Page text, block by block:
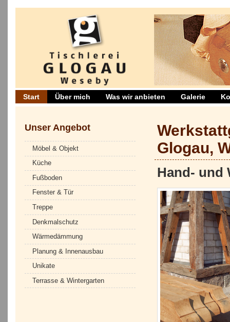
Start Über mich Was wir anbieten Galerie
Unser Angebot
Möbel & Objekt
Küche
Fußboden
Fenster & Tür
Treppe
Denkmalschutz
Wärmedämmung
Planung & Innenausbau
Unikate
Terrasse & Wintergarten
Glogau,
Hand- und